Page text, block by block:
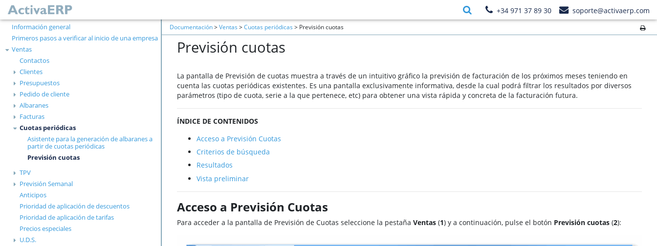
+34 971 37 89 30 soporte@activaerp.com
Información general
Primeros pasos a verificar al inicio de una empresa
Ventas
Contactos
Clientes
Presupuestos
Pedido de cliente
Albaranes
Facturas
Cuotas periódicas
Asistente para la generación de albaranes a
partir de cuotas periódicas
Previsión cuotas
TPV
Previsión Semanal
Anticipos
Prioridad de aplicación de descuentos
Prioridad de aplicación de tarifas
Precios especiales
U.D.S.
Documentación>Ventas >Cuotas periódicas > Previsión cuotas
Previsión cuotas
La pantalla de Previsión de cuotas muestra a través de un intuitivo gráfico la previsión de facturación de los próximos meses teniendo en
cuenta las cuotas periódicas existentes. Es una pantalla exclusivamente informativa, desde la cual podrá filtrar los resultados por diversos
parámetros (tipo de cuota, serie a la que pertenece, etc) para obtener una vista rápida y concreta de la facturación futura.
ÍNDICE DE CONTENIDOS
Acceso a Previsión Cuotas
Criterios de búsqueda
Resultados
Vista preliminar
Acceso a Previsión Cuotas
Para acceder a la pantalla de Previsión de Cuotas seleccione la pestaña Ventas (1) y a continuación, pulse el botón Previsión cuotas (2):